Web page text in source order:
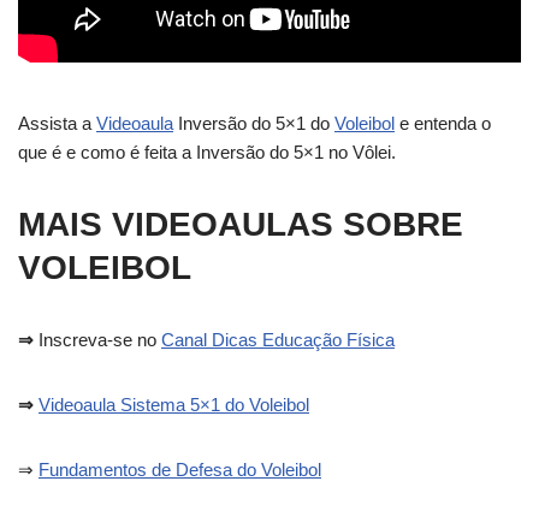
Assista a Videoaula Inversão do 5×1 do Voleibol e entenda o
que é e como é feita a Inversão do 5×1 no Vôlei.
MAIS VIDEOAULAS SOBRE
VOLEIBOL
⇒ Inscreva-se no Canal Dicas Educação Física
⇒ Videoaula Sistema 5×1 do Voleibol
⇒ Fundamentos de Defesa do Voleibol